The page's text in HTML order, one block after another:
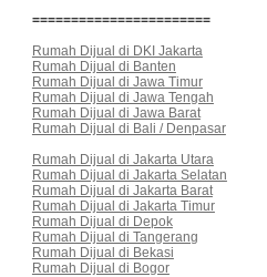
=======================
Rumah Dijual di DKI Jakarta
Rumah Dijual di Banten
Rumah Dijual di Jawa Timur
Rumah Dijual di Jawa Tengah
Rumah Dijual di Jawa Barat
Rumah Dijual di Bali / Denpasar
Rumah Dijual di Jakarta Utara
Rumah Dijual di Jakarta Selatan
Rumah Dijual di Jakarta Barat
Rumah Dijual di Jakarta Timur
Rumah Dijual di Depok
Rumah Dijual di Tangerang
Rumah Dijual di Bekasi
Rumah Dijual di Bogor